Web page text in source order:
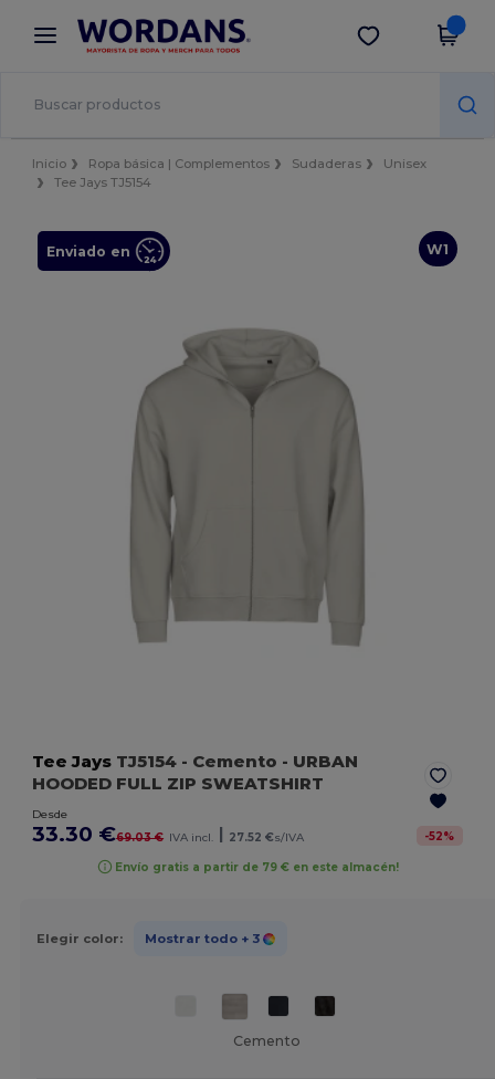
× App de Wordans
¡Mejores precios en app!
Descargar app
Inicio Ropa básica | Complementos Sudaderas
Unisex
Tee Jays TJ5154
W1
Enviado en
Tee Jays TJ5154 - Cemento - URBAN
HOODED FULL ZIP SWEATSHIRT
Desde
33.30 €69.03 € IVA incl. 27.52 €s/IVA -52%
Envío gratis a partir de 79 € en este almacén!
Elegir color: Mostrar todo + 3
Cemento